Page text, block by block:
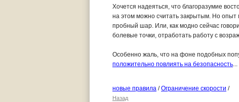
Хочется надеяться, что благоразумие
на этом можно считать закрытым. Но опыт
пробный шар. Или, как модно сейчас
болевые точки, отработать работу с
Особенно жаль, что на фоне подобных
положительно повлиять на безопасность...
новые правила /Ограничение скорости /
Назад